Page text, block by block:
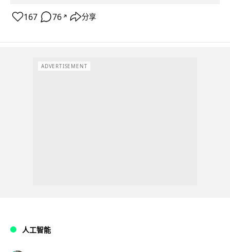
167 76 ↗ 分享
ADVERTISEMENT
人工智能